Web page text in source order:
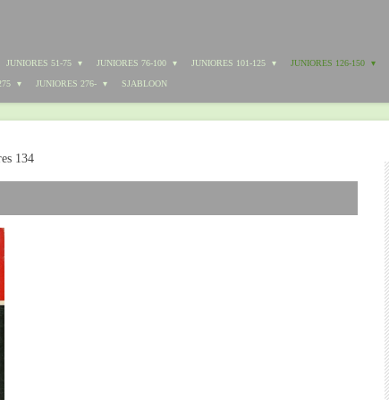
JUNIORES 51-75 JUNIORES 76-100 JUNIORES 101-125 JUNIORES 126-150
JUNIORES 276- SJABLOON
134